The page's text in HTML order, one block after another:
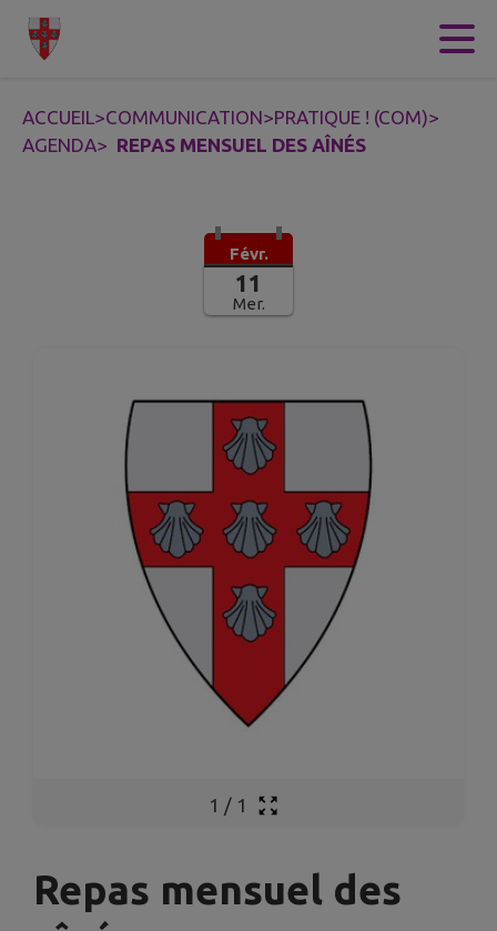
Contenu
ACCUEIL>COMMUNICATION>PRATIQUE ! (COM)>
AGENDA> REPAS MENSUEL DES AÎNÉS
Févr.
11
Mer.
1 / 1
Repas mensuel des